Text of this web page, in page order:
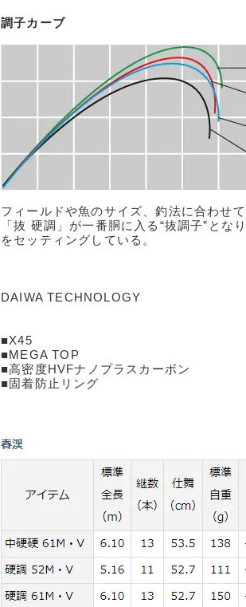
調子カーブ
フィールドや魚のサイズ、釣法に合わせ
「抜 硬調」が一番胴に入る“抜調子”と
をセッティングしている。
DAIWA TECHNOLOGY
■X45
■MEGA TOP
■高密度HVFナノプラスカーボン
■固着防止リング